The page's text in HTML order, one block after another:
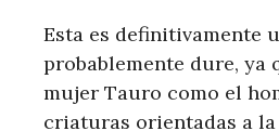
Esta es definitivamente
probablemente dure, ya
mujer Tauro como el
criaturas orientadas a